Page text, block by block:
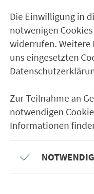
Bettenfeld
Reusch (b.
Schnepfendorf
Brundorf
Hemmendorf
Vorbach Abzw.
Vorbach (b.
Rothenburg
Rothenburg
Die Einwilligung in
notwenigen
widerrufen.
uns eingesetzten
Zur Teilnahme an
notwendigen
Informationen